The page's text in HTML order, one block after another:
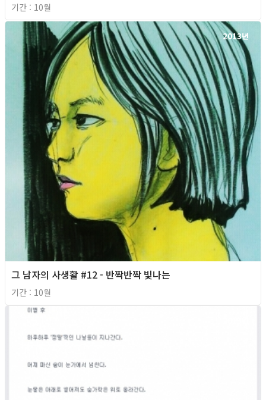
기간 : 10월
2013년
그 남자의 사생활 #12 - 반짝반짝 빛나는
기간 : 10월